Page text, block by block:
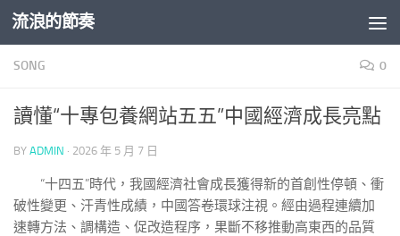
Skip to content
流浪的節奏
SONG 0
讀懂“十專包養網站五五”中國經濟成長亮點
BY ADMIN · 2026 年 5 月 7 日
“十四五”時代，我國經濟社會成長獲得新的首創性停頓、衝
破性變更、汗青性成績，中國答卷環球注視。經由過程連續加
速轉方法、調構造、促改造程序，果斷不移推動高東西的品質